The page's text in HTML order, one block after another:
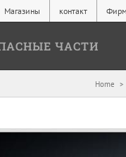
Магазины контакт
ЧАСТИ
Home